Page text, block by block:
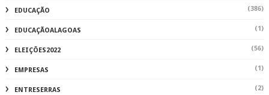
EDUCAÇÃO (386)
EDUCAÇÃOALAGOAS (1)
ELEIÇÕES2022 (56)
EMPRESAS (1)
ENTRESERRAS (2)